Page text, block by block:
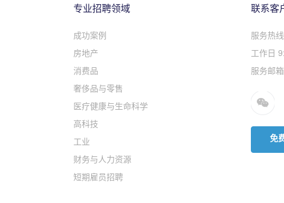
专业招聘领域
成功案例
房地产
消费品
奢侈品与零售
医疗健康与生命科学
高科技
工业
财务与人力资源
短期雇员招聘
联系客
服务热
工作日
服务邮
免